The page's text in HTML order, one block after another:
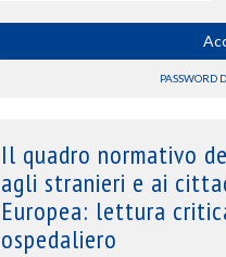
PASSWORD
Il quadro normativo
agli stranieri e ai
Europea: lettura
ospedaliero